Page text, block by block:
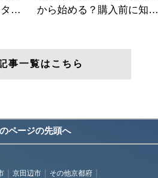
事一覧はこちら
ページの先頭へ
京田辺市
その他京都府